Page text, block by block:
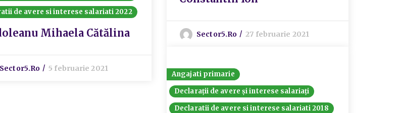
de avere si interese salariati 2022
Mihaela Cătălina
Sector5.ro 5 februarie 2021
Sector5.ro 27 februarie 2021
Angajati primarie
Declarații de avere și interese salariați
Declaratii de avere si interese salariati 2018